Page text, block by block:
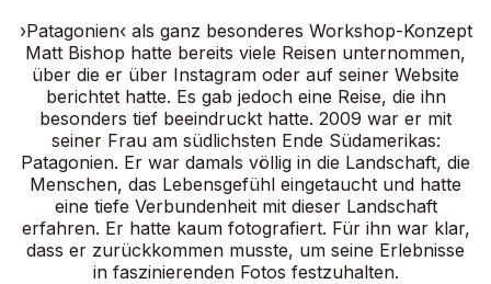
›Patagonien‹ als ganz besonderes Workshop-Konzept
Matt Bishop hatte bereits viele Reisen unternommen,
über die er über Instagram oder auf seiner Website
berichtet hatte. Es gab jedoch eine Reise, die ihn
besonders tief beeindruckt hatte. 2009 war er mit
seiner Frau am südlichsten Ende Südamerikas:
Patagonien. Er war damals völlig in die Landschaft, die
Menschen, das Lebensgefühl eingetaucht und hatte
eine tiefe Verbundenheit mit dieser Landschaft
erfahren. Er hatte kaum fotografiert. Für ihn war klar,
dass er zurückkommen musste, um seine Erlebnisse
in faszinierenden Fotos festzuhalten.